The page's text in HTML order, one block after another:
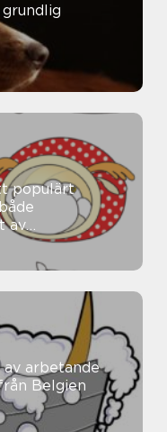
populärt
av
av arbetande
Belgien